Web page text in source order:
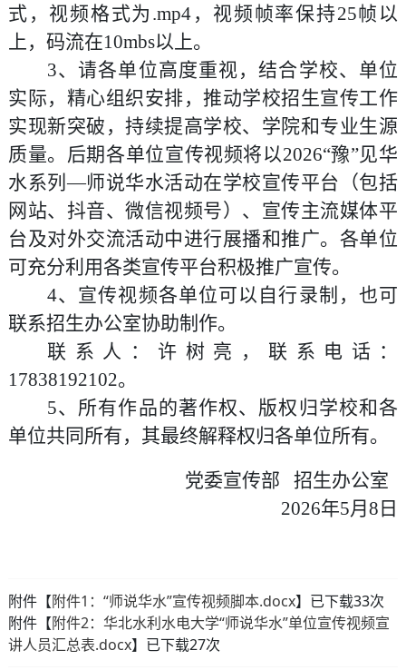
式，视频格式为 .mp4，视频帧率保持25帧以
上，码流在10mbs以上。
3、请各单位高度重视，结合学校、单位
实际，精心组织安排，推动学校招生宣传工作
实现新突破，持续提高学校、学院和专业生源
质量。后期各单位宣传视频将以2026“豫”见华
水系列—师说华水活动在学校宣传平台（包括
网站、抖音、微信视频号）、宣传主流媒体平
台及对外交流活动中进行展播和推广。各单位
可充分利用各类宣传平台积极推广宣传。
4、宣传视频各单位可以自行录制，也可
联系招生办公室协助制作。
联系人：许树亮，联系电话：
17838192102。
5、所有作品的著作权、版权归学校和各
单位共同所有，其最终解释权归各单位所有。
党委宣传部
招生办公室
2026年5月 8 日
附件【附件1：“师说华水”宣传视频脚本.docx】已下载33次
附件【附件2：华北水利水电大学“师说华水”单位宣传视频宣
讲人员汇总表.docx】已下载27次